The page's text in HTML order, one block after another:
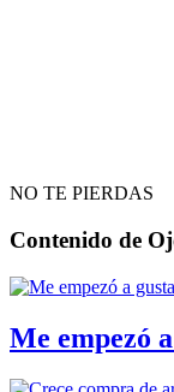
NO TE PIERDAS
Contenido de
Me empezó